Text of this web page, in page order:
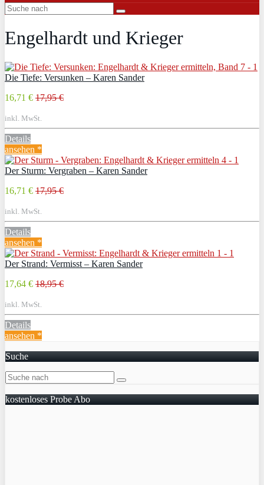
Engelhardt und Krieger
Die Tiefe: Versunken – Karen Sander
16,71 € 17,95 €
inkl. MwSt.
Details
ansehen *
Der Sturm: Vergraben – Karen Sander
16,71 € 17,95 €
inkl. MwSt.
Details
ansehen *
Der Strand: Vermisst – Karen Sander
17,64 € 18,95 €
inkl. MwSt.
Details
ansehen *
Suche
kostenloses Probe Abo